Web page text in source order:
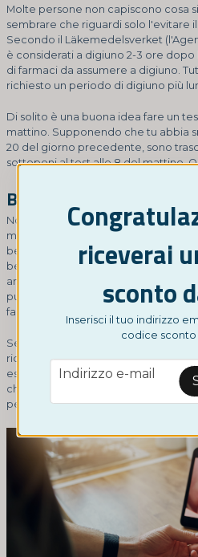
Molte persone non capiscono cosa
sembrare che riguardi solo l'evitare
Secondo il Läkemedelsverket
è considerati a digiuno 2-3 ore
di farmaci da assumere a digiuno.
richiesto un periodo di digiuno più
Di solito è una buona idea fare un
mattino. Supponendo che tu abbia
20 del giorno precedente, sono
sottoponi al test alle 8 del mattino.
Bevande che
Non è solo il cibo a interrompere il
ma è bene evitare succhi, latte,
bevande possono influenzare il
bevanda semplice come il caffè può
anche se non si aggiunge zucchero
può essere utile, poiché aumenta la
facilitando il prelievo di sangue.
Se mangi accidentalmente
richiede il digiuno, è importante
esperto per ottenere indicazioni.
che hai mangiato non influenzi il
pena indovinare!
riceverai
sconto
Inserisci il tuo indirizzo
codice sconto
email
Indirizzo e-mail